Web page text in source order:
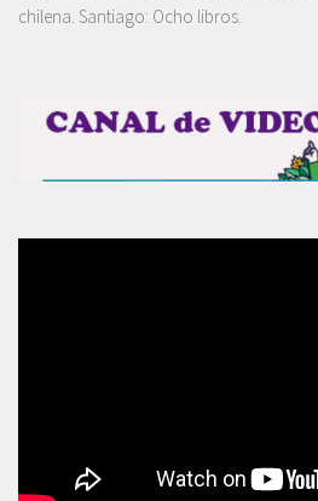
chilena. Santiago: Ocho libros.